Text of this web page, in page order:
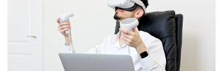
إقتصاد وحياة
جبل المشارف